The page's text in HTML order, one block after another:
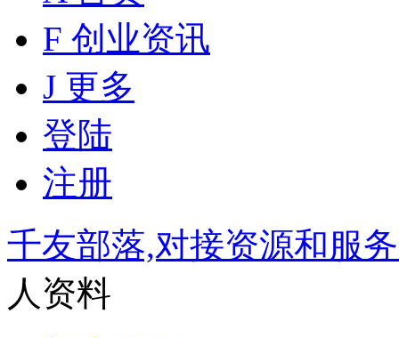
F 创业资讯
J 更多
登陆
注册
千友部落,对接资源和服
人资料